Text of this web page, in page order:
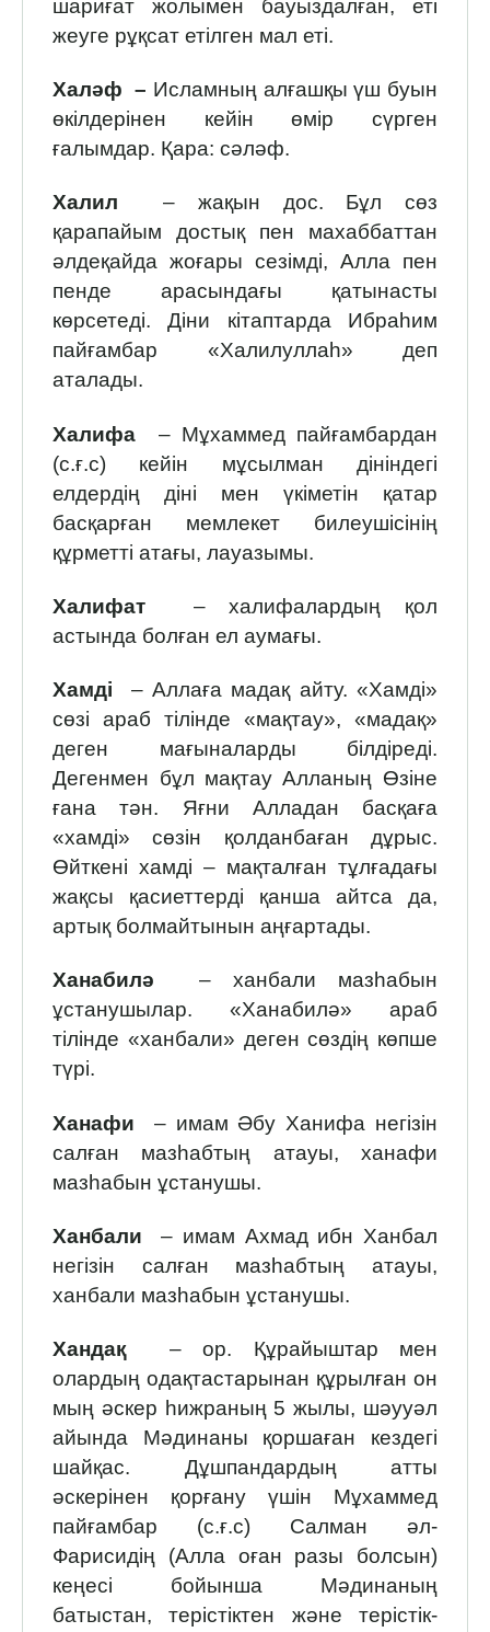
шариғат жолымен бауыздалған, еті
жеуге рұқсат етілген мал еті.
Халәф – Исламның алғашқы үш буын
өкілдерінен кейін өмір сүрген
ғалымдар. Қара: сәләф.
Халил – жақын дос. Бұл сөз
қарапайым достық пен махаббаттан
әлдеқайда жоғары сезімді, Алла пен
пенде арасындағы қатынасты
көрсетеді. Діни кітаптарда Ибраһим
пайғамбар «Халилуллаһ» деп
аталады.
Халифа – Мұхаммед пайғамбардан
(с.ғ.с) кейін мұсылман дініндегі
елдердің діні мен үкіметін қатар
басқарған мемлекет билеушісінің
құрметті атағы, лауазымы.
Халифат – халифалардың қол
астында болған ел аумағы.
Хамді – Аллаға мадақ айту. «Хамді»
сөзі араб тілінде «мақтау», «мадақ»
деген мағыналарды білдіреді.
Дегенмен бұл мақтау Алланың Өзіне
ғана тән. Яғни Алладан басқаға
«хамді» сөзін қолданбаған дұрыс.
Өйткені хамді – мақталған тұлғадағы
жақсы қасиеттерді қанша айтса да,
артық болмайтынын аңғартады.
Ханабилә – ханбали мазһабын
ұстанушылар. «Ханабилә» араб
тілінде «ханбали» деген сөздің көпше
түрі.
Ханафи – имам Әбу Ханифа негізін
салған мазһабтың атауы, ханафи
мазһабын ұстанушы.
Ханбали – имам Ахмад ибн Ханбал
негізін салған мазһабтың атауы,
ханбали мазһабын ұстанушы.
Хандақ – ор. Құрайыштар мен
олардың одақтастары­нан құрылған он
мың әскер һижраның 5 жылы, шәууәл
айын­да Мәдинаны қоршаған кездегі
шайқас. Дұшпандардың атты
әскерінен қорғану үшін Мұхаммед
пайғамбар (с.ғ.с) Салман әл-
Фарисидің (Алла оған разы болсын)
кеңесі бойынша Мәдинаның
батыстан, терістіктен және терістік-